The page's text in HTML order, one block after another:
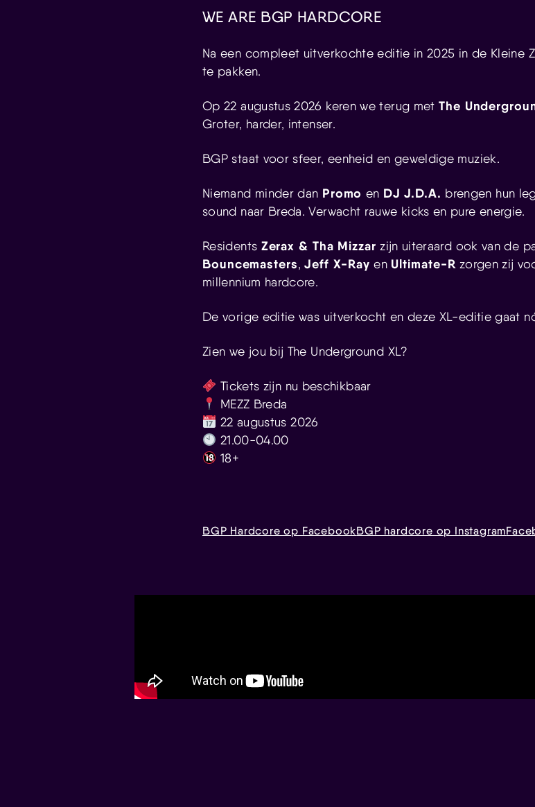
WE ARE BGP HARDCORE
Na een compleet uitverkochte editie in 2025 in de Kleine
te pakken.
Op 22 augustus 2026 keren we terug metThe
Groter, harder, intenser.
BGP staat voor sfeer, eenheid en geweldige muziek.
Niemand minder dan Promo en DJ J.D.A. brengen hun
sound naar Breda. Verwacht rauwe kicks en pure energie.
Residents Zerax & Tha Mizzar zijn uiteraard ook van de
Bouncemasters,Jeff X-Rayen Ultimate-Rzorgen zij
millennium hardcore.
De vorige editie was uitverkocht en deze XL-editie gaat
Zien we jou bij The Underground XL?
Tickets zijn nu beschikbaar
MEZZ Breda
22 augustus 2026
21.00-04.00
18+
BGP Hardcore op FacebookBGP hardcore op Instagram